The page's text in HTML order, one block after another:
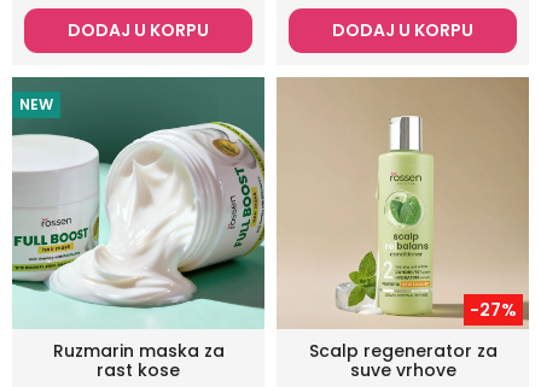
DODAJ U KORPU DODAJ U KORPU
NEW
Ruzmarin maska za
rast kose
-27%
Scalp regenerator za
suve vrhove